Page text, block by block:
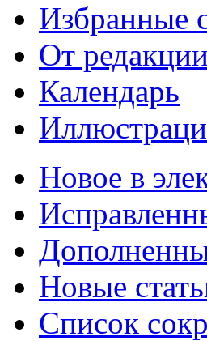
Избранные
От редакции
Календарь
Новое в
Новые
Список